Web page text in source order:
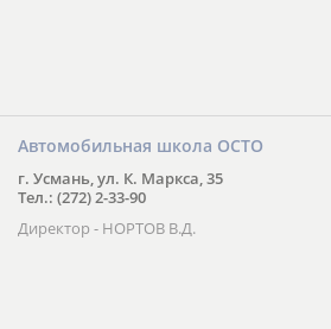
Автомобильная школа ОСТО
г. Усмань, ул. К. Маркса, 35
Тел.: (272) 2-33-90
Директор - НОРТОВ В.Д.